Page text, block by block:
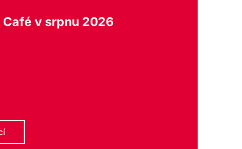
Café v srpnu 2026